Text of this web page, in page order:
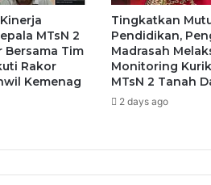
MTsN 2
Bersama Tim
Rakor
Kemenag
Tingkatkan
Pendidikan,
Madrasah
Monitoring
MTsN 2 Tanah
2 days ago